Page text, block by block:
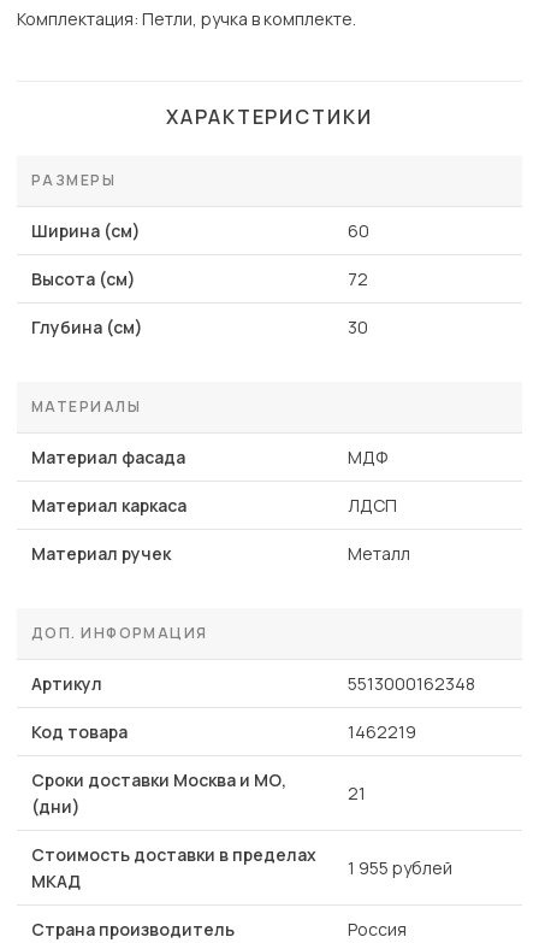
Комплектация: Петли, ручка в комплекте.
ХАРАКТЕРИСТИКИ
РАЗМЕРЫ
Ширина (см) 60
Высота (см) 72
Глубина (см) 30
МАТЕРИАЛЫ
Материал фасада МДФ
Материал каркаса ЛДСП
Материал ручек Металл
ДОП. ИНФОРМАЦИЯ
Артикул 5513000162348
Код товара 1462219
Сроки доставки Москва и МО,
(дни)
21
Стоимость доставки в пределах
МКАД
1 955 рублей
Страна производитель Россия